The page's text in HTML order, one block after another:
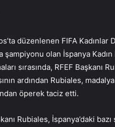
düzenlenen FIFA
şampiyonu olan İspanya Kadın
sırasında, RFEF Başkanı
ardından Rubiales,
öperek taciz etti.
Rubiales, İspanya’daki